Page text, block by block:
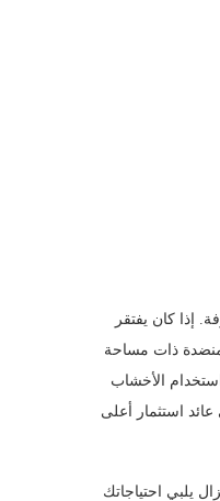
إذا كان يفتقر
ذات مساحة
الأخشاب
استثمار أعلى
يلبي احتياجاتك